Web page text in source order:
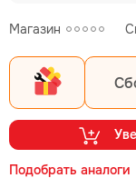
Магазин
Подобрать аналоги